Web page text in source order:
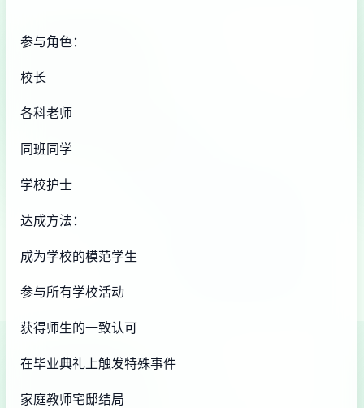
参与角色：
校长
各科老师
同班同学
学校护士
达成方法：
成为学校的模范学生
参与所有学校活动
获得师生的一致认可
在毕业典礼上触发特殊事件
家庭教师宅邸结局